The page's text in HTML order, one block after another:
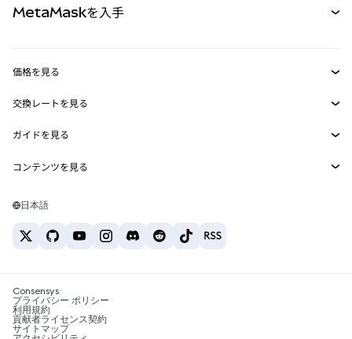
RWA
MetaMask Connect
Snaps
Web3サービス
MetaMaskを入手
セキュリティ
サポート
キャリア
お問い合わせ
価格を見る
イーサリアムの価格
Solanaの価格
Tetherの価格
交換レートを見る
ETH→USD
USDT→INR
BTC→INR
ETH→USDT
ガイドを見る
ETHの購入
USDTの購入
SHIBの購入
BNBの購入
コンテンツを見る
Solanaウォレット
税制関連ニュース
暗号資産の購入方法は？
日本語
Consensys
プライバシー ポリシー
利用規約
貢献者ライセンス契約
サイトマップ